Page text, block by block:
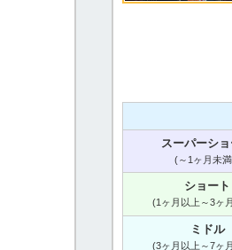
スーパーシ
(～1ヶ月未
ショート
(1ヶ月以上～3ヶ
ミドル
(3ヶ月以上～7ヶ